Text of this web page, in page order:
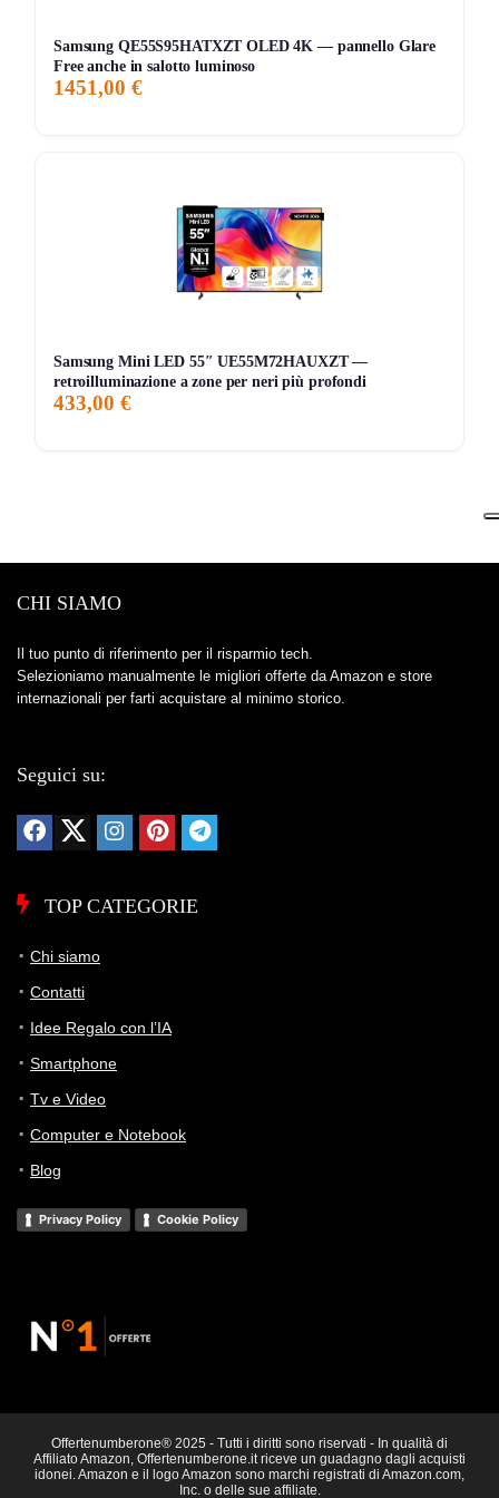
Samsung QE55S95HATXZT OLED 4K — pannello Glare
Free anche in salotto luminoso
1451,00 €
Samsung Mini LED 55″ UE55M72HAUXZT —
retroilluminazione a zone per neri più profondi
433,00 €
CHI SIAMO
Il tuo punto di riferimento per il risparmio tech.
Selezioniamo manualmente le migliori offerte da Amazon e store
internazionali per farti acquistare al minimo storico.
Seguici su:
TOP CATEGORIE
Chi siamo
Contatti
Idee Regalo con l’IA
Smartphone
Tv e Video
Computer e Notebook
Blog
Privacy Policy Cookie Policy
Offertenumberone® 2025 - Tutti i diritti sono riservati - In qualità di
Affiliato Amazon, Offertenumberone.it riceve un guadagno dagli acquisti
idonei. Amazon e il logo Amazon sono marchi registrati di Amazon.com,
Inc. o delle sue affiliate.